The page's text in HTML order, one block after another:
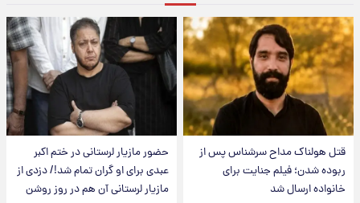
قتل هولناک مداح سرشناس پس از
ربوده شدن؛ فیلم جنایت برای
خانواده ارسال شد
حضور مازیار لرستانی در ختم اکبر
عبدی برای او گران تمام شد!/ دزدی از
مازیار لرستانی آن هم در روز روشن